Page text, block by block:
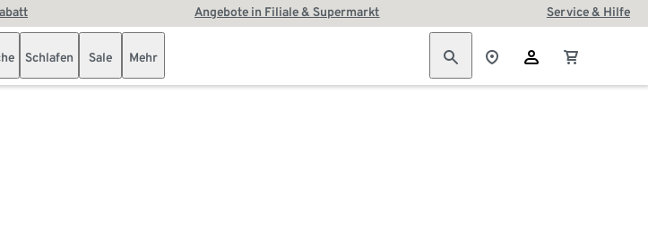
Angebote in Filiale & Supermarkt Service & Hilfe
Schlafen Sale Mehr